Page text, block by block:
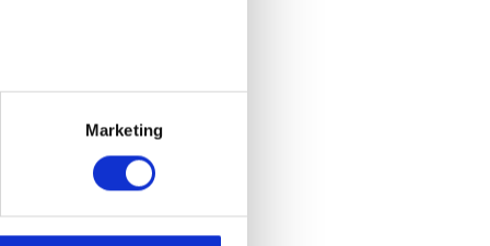
By clicking “Accept
and Privacy Policy.
Marketing